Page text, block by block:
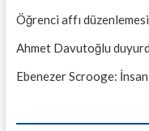
Öğrenci affı
Ahmet Davutoğlu
Ebenezer Scrooge: